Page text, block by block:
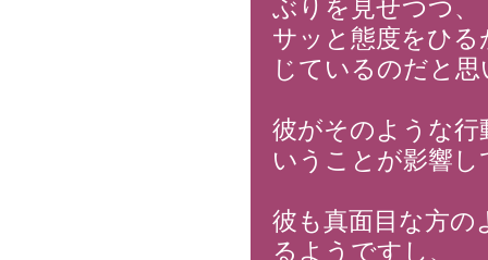
ぶりを見せつつ、
サッと態度をひ
じているのだと
彼がそのような
いうことが影響
彼も真面目な方の
るようですし、